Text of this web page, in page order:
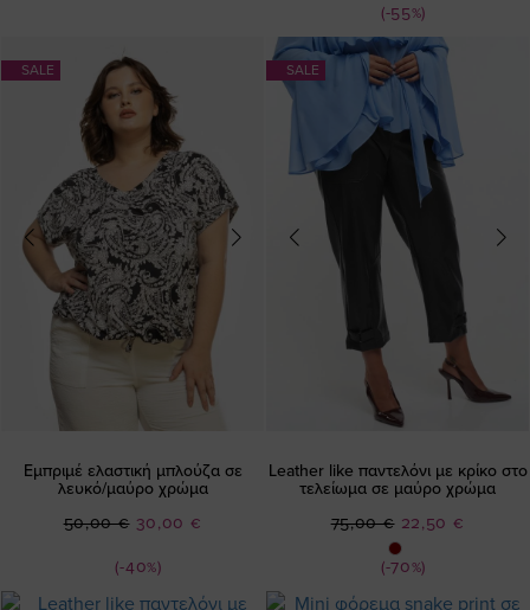
(-55%)
Τιμή
SALE
Εμπριμέ ελαστική μπλούζα σε
λευκό/μαύρο χρώμα
(-40%)
Ειδική
30,00 €
50,00 €
SALE
Leather like παντελόνι με κρίκο στο
τελείωμα σε μαύρο χρώμα
(-70%)
Ειδική
Τιμή
22,50 €
75,00 €